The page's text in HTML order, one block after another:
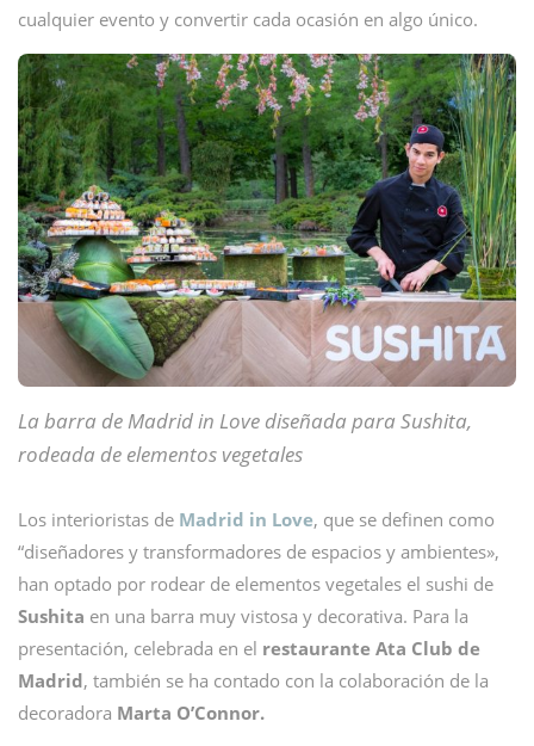
cualquier evento y convertir cada ocasión en algo único.
La barra de Madrid in Love diseñada para Sushita,
rodeada de elementos vegetales
Los interioristas de Madrid in Love, que se definen como
“diseñadores y transformadores de espacios y ambientes»,
han optado por rodear de elementos vegetales el sushi de
Sushita en una barra muy vistosa y decorativa. Para la
presentación, celebrada en el restaurante Ata Club de
Madrid, también se ha contado con la colaboración de la
decoradora Marta O’Connor.